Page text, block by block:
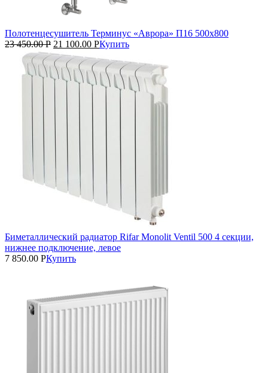
Полотенцесушитель Терминус «Аврора» П16 500х800
23 450.00Р 21 100.00 РКупить
Биметаллический радиатор Rifar Monolit Ventil 500 4 секции,
нижнее подключение, левое
7 850.00 РКупить